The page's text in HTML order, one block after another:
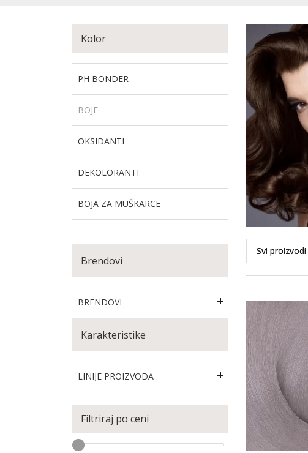
Kolor
PH BONDER
BOJE
OKSIDANTI
DEKOLORANTI
BOJA ZA MUŠKARCE
Brendovi
BRENDOVI
Karakteristike
LINIJE PROIZVODA
Filtriraj po ceni